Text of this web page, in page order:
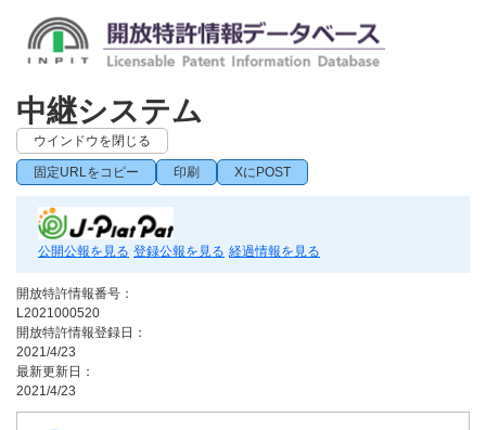
中継システム
ウインドウを閉じる
固定URLをコピー 印刷 XにPOST
公開公報を見る 登録公報を見る 経過情報を見る
開放特許情報番号：
L2021000520
開放特許情報登録日：
2021/4/23
最新更新日：
2021/4/23